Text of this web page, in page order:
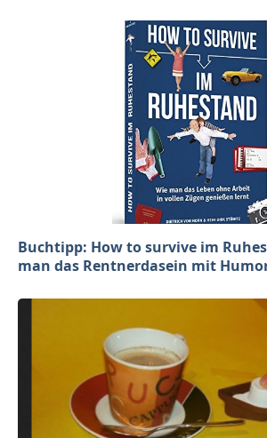
Buchtipp: How to survive im
man das Rentnerdasein mit